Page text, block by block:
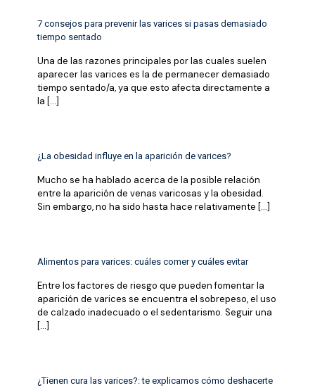
7 consejos para prevenir las varices si pasas demasiado
tiempo sentado
Una de las razones principales por las cuales suelen
aparecer las varices es la de permanecer demasiado
tiempo sentado/a, ya que esto afecta directamente a
la […]
¿La obesidad influye en la aparición de varices?
Mucho se ha hablado acerca de la posible relación
entre la aparición de venas varicosas y la obesidad.
Sin embargo, no ha sido hasta hace relativamente […]
Alimentos para varices: cuáles comer y cuáles evitar
Entre los factores de riesgo que pueden fomentar la
aparición de varices se encuentra el sobrepeso, el uso
de calzado inadecuado o el sedentarismo. Seguir una
[…]
¿Tienen cura las varices?: te explicamos cómo deshacerte